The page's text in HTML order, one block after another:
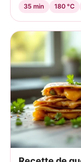
35 min 180 °C